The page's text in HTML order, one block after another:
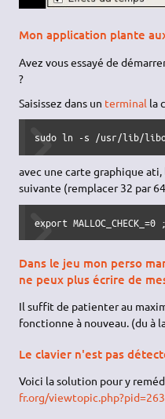
Mon application plante
Avez vous essayé de
?
Saisissez dans un terminal la
sudo ln -s /usr/lib/
avec une carte graphique
suivante (remplacer 32 par
export
Dans le jeu mon perso
ne peux plus écrire de
Il suffit de patienter au
fonctionne à nouveau. (du à
Le clavier n'est pas
Voici la solution pour y
fr.org/